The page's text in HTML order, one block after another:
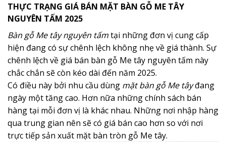
THỰC TRẠNG GIÁ BÁN MẶT BÀN GỖ ME TÂY
NGUYÊN TẤM 2025
Bàn gỗ Me tây nguyên tấmtại những đơn vị cung cấp
hiện đang có sự chênh lệch không nhẹ về giá thành. Sự
chênh lệch về giá bán bàn gỗ Me tây nguyên tấm này
chắc chắn sẽ còn kéo dài đến năm 2025.
Có điều này bởi nhu cầu dùng mặt bàn gỗ Me tâyđang
ngày một tăng cao. Hơn nữa những chính sách bán
hàng tại mỗi đơn vị là khác nhau. Những nơi nhập hàng
qua trung gian nên sẽ có giá bán cao hơn so với nơi
trực tiếp sản xuất mặt bàn tròn gỗ Me tây.